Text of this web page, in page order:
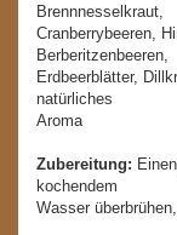
Brennnesselkraut,
Cranberrybeeren,
Berberitzenbeeren,
Erdbeerblätter,
natürliches
Aroma
Zubereitung:
kochendem
Wasser